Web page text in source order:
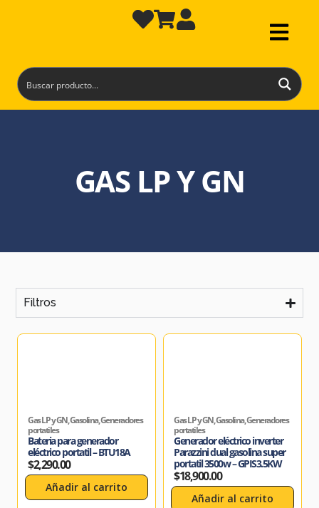
GAS LP Y GN
Filtros
Gas LP y GN,Gasolina,Generadores
portatiles
Bateria para generador
eléctrico portatil – BTU18A
$2,290.00
Añadir al carrito
Gas LP y GN,Gasolina,Generadores
portatiles
Generador eléctrico inverter
Parazzini dual gasolina super
portatil 3500w – GPIS3.5KW
$18,900.00
Añadir al carrito